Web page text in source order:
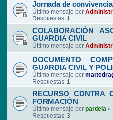
Jornada de
Último mensaje por
Respuestas: 1
COLABORACIÓN
GUARDIA CIVIL
Último mensaje por
DOCUMENTO
GUARDIA CIVIL Y
Último mensaje por
Respuestas: 1
RECURSO CONTRA
FORMACIÓN
Último mensaje por pardela «
Respuestas: 3